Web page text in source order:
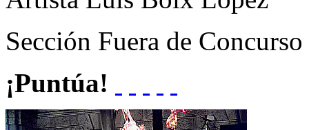
Sección Fuera de
¡Puntúa!